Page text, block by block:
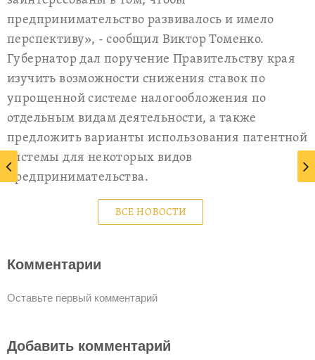
предпринимательство развивалось и имело
перспективу», - сообщил Виктор Томенко.
Губернатор дал поручение Правительству края
изучить возможности снижения ставок по
упрощенной системе налогообложения по
отдельным видам деятельности, а также
предложить варианты использования патентной
системы для некоторых видов
предпринимательства.
ВСЕ НОВОСТИ
Комментарии
Оставьте первый комментарий
Добавить комментарий